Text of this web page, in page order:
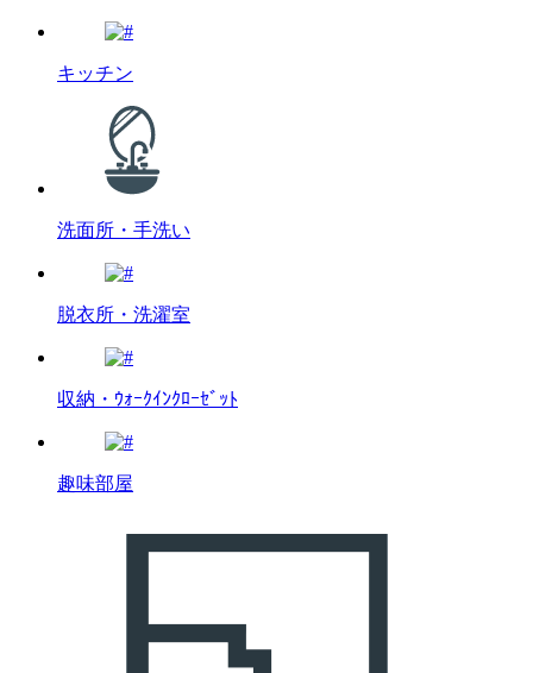
キッチン
洗面所・手洗い
脱衣所・洗濯室
収納・ｳｫｰｸｲﾝｸﾛｰｾﾞｯﾄ
趣味部屋